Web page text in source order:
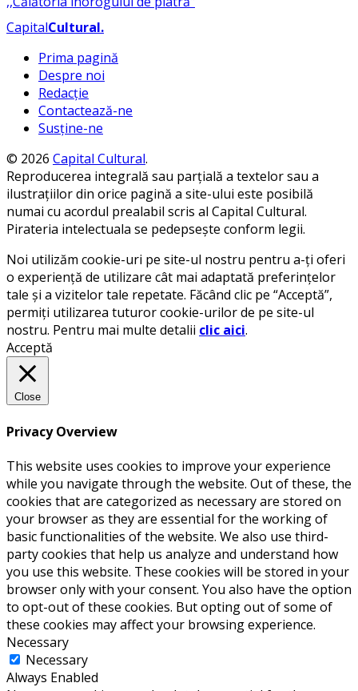
CapitalCultural.
Prima pagină
Despre noi
Redacție
Contactează-ne
Susține-ne
© 2026 Capital Cultural.
Reproducerea integrală sau parțială a textelor sau a
ilustrațiilor din orice pagină a site-ului este posibilă
numai cu acordul prealabil scris al Capital Cultural.
Pirateria intelectuala se pedepsește conform legii.
Noi utilizăm cookie-uri pe site-ul nostru pentru a-ți oferi
o experiență de utilizare cât mai adaptată preferințelor
tale și a vizitelor tale repetate. Făcând clic pe “Acceptă”,
permiți utilizarea tuturor cookie-urilor de pe site-ul
nostru. Pentru mai multe detalii clic aici.
Acceptă
Close
Privacy Overview
This website uses cookies to improve your experience
while you navigate through the website. Out of these, the
cookies that are categorized as necessary are stored on
your browser as they are essential for the working of
basic functionalities of the website. We also use third-
party cookies that help us analyze and understand how
you use this website. These cookies will be stored in your
browser only with your consent. You also have the option
to opt-out of these cookies. But opting out of some of
these cookies may affect your browsing experience.
Necessary
Necessary
Always Enabled